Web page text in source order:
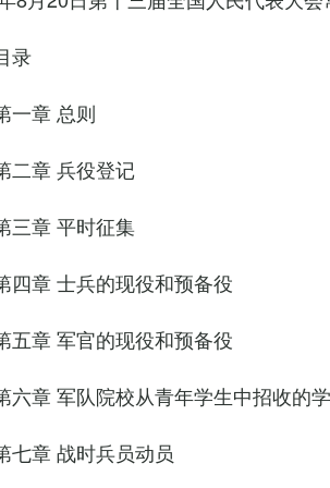
录
一章 总则
二章 兵役登记
三章 平时征集
四章 士兵的现役和预备役
五章 军官的现役和预备役
六章 军队院校从青年学生中招收的
七章 战时兵员动员